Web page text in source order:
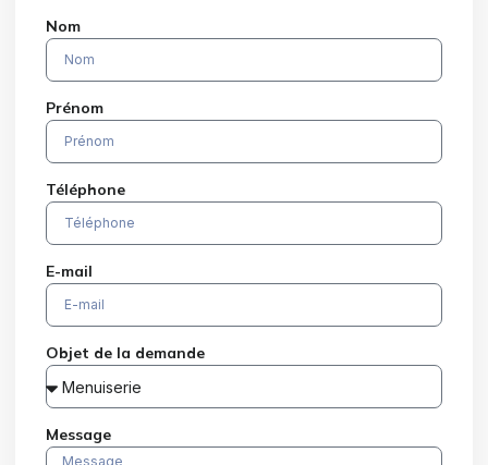
Nom
Prénom
Téléphone
E-mail
Objet de la demande
Message